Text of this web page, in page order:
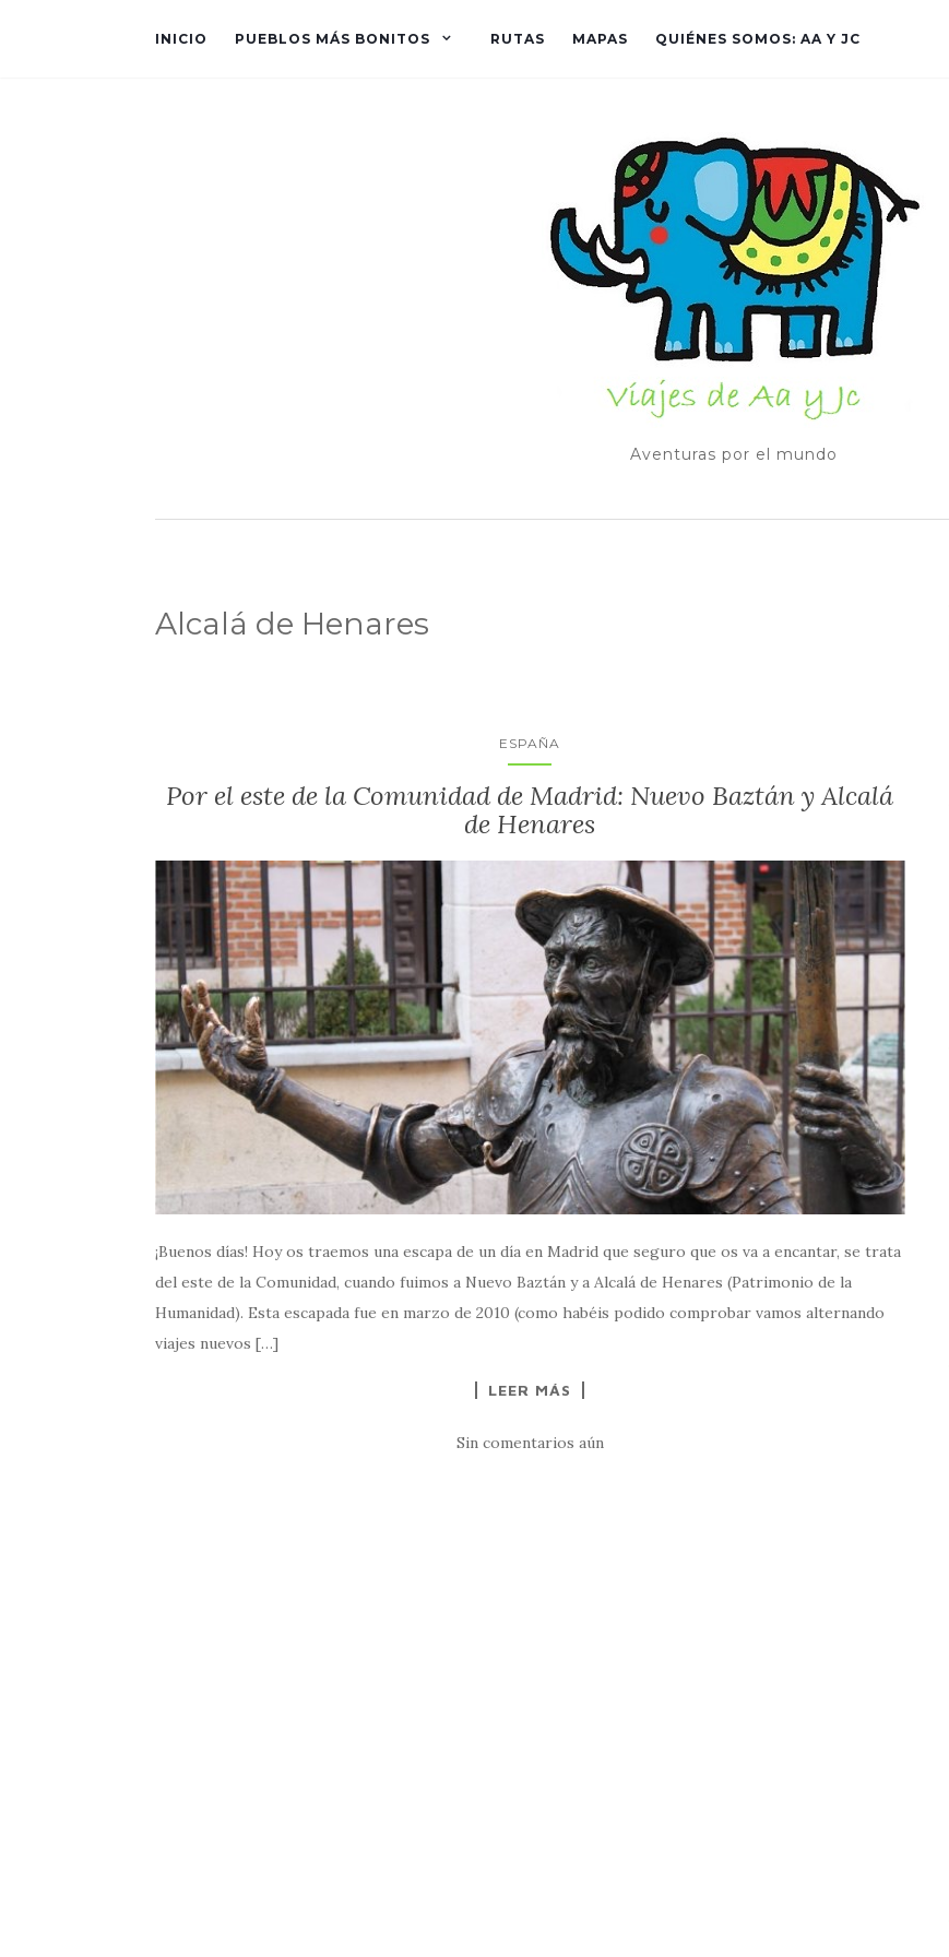
INICIO PUEBLOS MÁS BONITOS RUTAS MAPAS QUIÉNES SOMOS: AA Y JC
Aventuras por el mundo
Alcalá de Henares
ESPAÑA
Por el este de la Comunidad de Madrid: Nuevo Baztán y Alcalá
de Henares
¡Buenos días! Hoy os traemos una escapa de un día en Madrid que seguro que os va a encantar, se trata
del este de la Comunidad, cuando fuimos a Nuevo Baztán y a Alcalá de Henares (Patrimonio de la
Humanidad). Esta escapada fue en marzo de 2010 (como habéis podido comprobar vamos alternando
viajes nuevos […]
LEER MÁS
Sin comentarios aún